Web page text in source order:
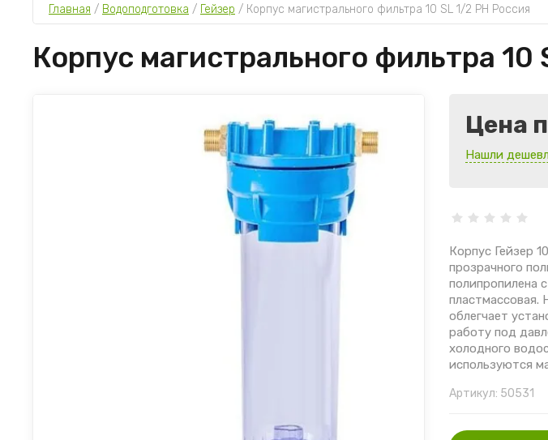
Главная / Водоподготовка / Гейзер / Корпус магистрального фильтра 10 SL 1/2 РН Россия
Корпус магистрального фильтра 10
Цена
Нашли
Корпус Гейзер
прозрачного
полипропилена
пластмассовая.
облегчает
работу под
холодного
используются
Артикул: 50531